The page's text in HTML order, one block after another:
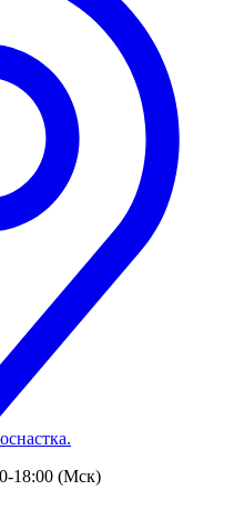
18:00 (Мск)